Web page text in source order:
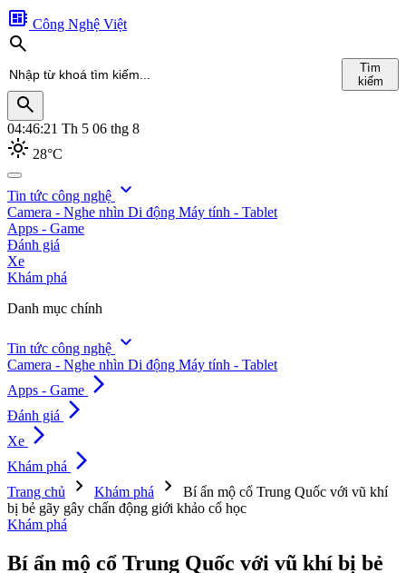
developer_board Công Nghệ Việt
search
Tìm
kiếm
search
04:46:22 Th 5 06 thg 8
light_mode 28°C
search
Tin tức công nghệ expand_more
Camera - Nghe nhìn Di động Máy tính - Tablet
Apps - Game
Đánh giá
Xe
Khám phá
Danh mục chính
Tin tức công nghệ expand_more
Camera - Nghe nhìn Di động Máy tính - Tablet
Apps - Game arrow_forward_ios
Đánh giá arrow_forward_ios
Xe arrow_forward_ios
Khám phá arrow_forward_ios
Trang chủ chevron_right Khám phá chevron_right
Bí ẩn mộ cổ Trung Quốc với vũ khí
bị bẻ gãy gây chấn động giới khảo cổ học
Khám phá
Bí ẩn mộ cổ Trung Quốc với vũ khí bị bẻ